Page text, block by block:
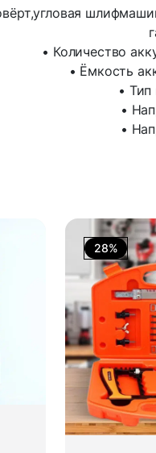
• Количество
• Ёмкость
•
•
•
28%